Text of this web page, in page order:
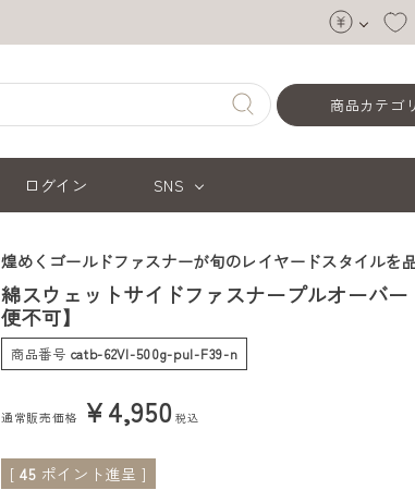
商品カテゴ
ログイン SNS
煌めくゴールドファスナーが旬のレイヤードスタイルを
綿スウェットサイドファスナープルオーバ
便不可】
商品番号 catb-62VI-500g-pul-F39-n
通常販売価格 ¥4,950 税込
[ 45 ポイント進呈 ]